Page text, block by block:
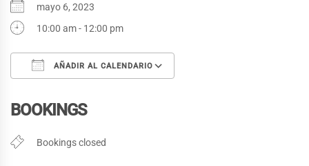
mayo 6, 2023
10:00 am - 12:00 pm
AÑADIR AL CALENDARIO
BOOKINGS
Bookings closed